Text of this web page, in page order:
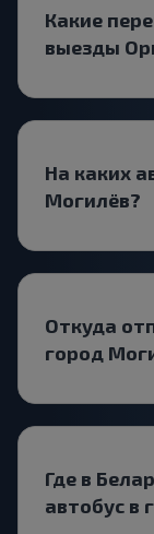
Какие
выезды
На каких
Могилёв?
Откуда
город
Где в
автобус в